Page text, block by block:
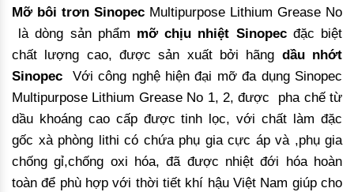
Mỡ bôi trơn Sinopec Multipurpose Lithium Grease No
là dòng sản phẩm mỡ chịu nhiệt Sinopec đặc biệt
chất lượng cao, được sản xuất bởi hãng dầu nhớt
Sinopec Với công nghệ hiện đại mỡ đa dụng Sinopec
Multipurpose Lithium Grease No 1, 2, được pha chế từ
dầu khoáng cao cấp được tinh lọc, với chất làm đặc
gốc xà phòng lithi có chứa phụ gia cực áp và ,phụ gia
chống gỉ,chống oxi hóa, đã được nhiệt đới hóa hoàn
toàn để phù hợp với thời tiết khí hậu Việt Nam giúp cho